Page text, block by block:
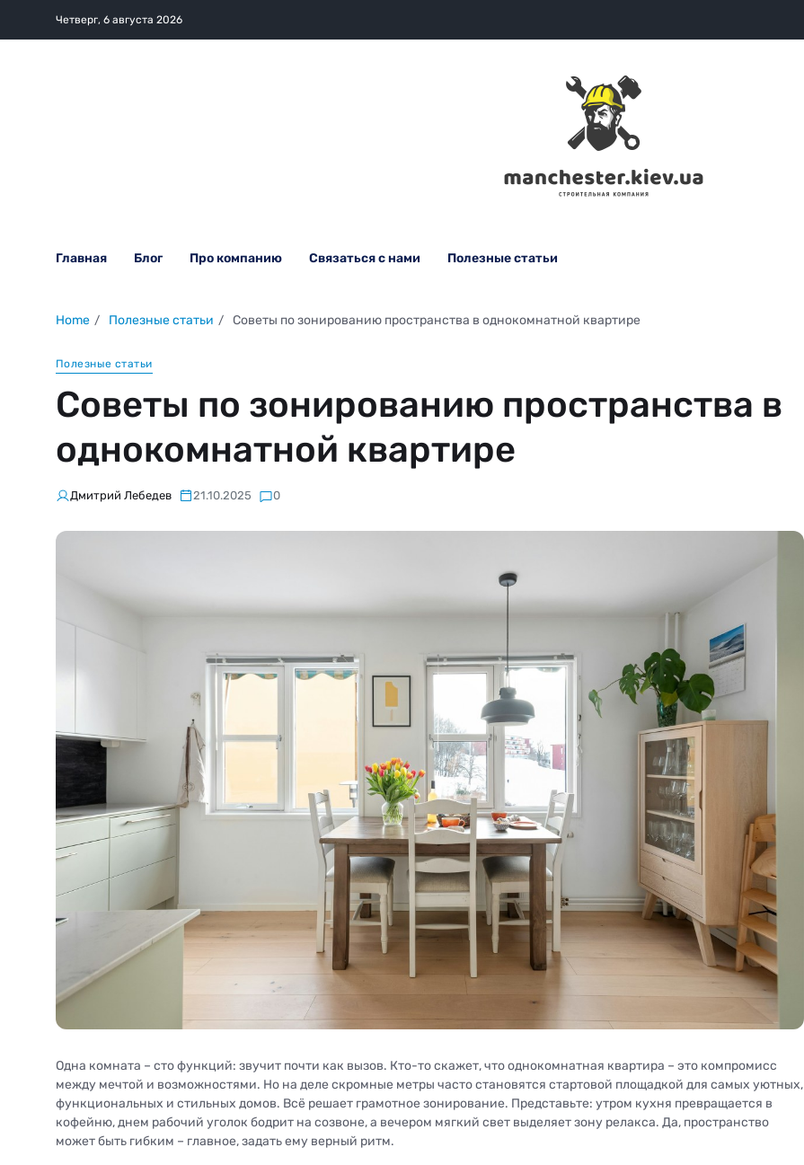
Четверг, 6 августа 2026
Главная Блог Про компанию Связаться с нами Полезные статьи
Home Полезные статьи Советы по зонированию пространства в однокомнатной квартире
Полезные статьи
Советы по зонированию пространства в
однокомнатной квартире
Дмитрий Лебедев 21.10.2025 0
Одна комната – сто функций: звучит почти как вызов. Кто-то скажет, что однокомнатная квартира – это компромисс
между мечтой и возможностями. Но на деле скромные метры часто становятся стартовой площадкой для самых уютных,
функциональных и стильных домов. Всё решает грамотное зонирование. Представьте: утром кухня превращается в
кофейню, днем рабочий уголок бодрит на созвоне, а вечером мягкий свет выделяет зону релакса. Да, пространство
может быть гибким – главное, задать ему верный ритм.